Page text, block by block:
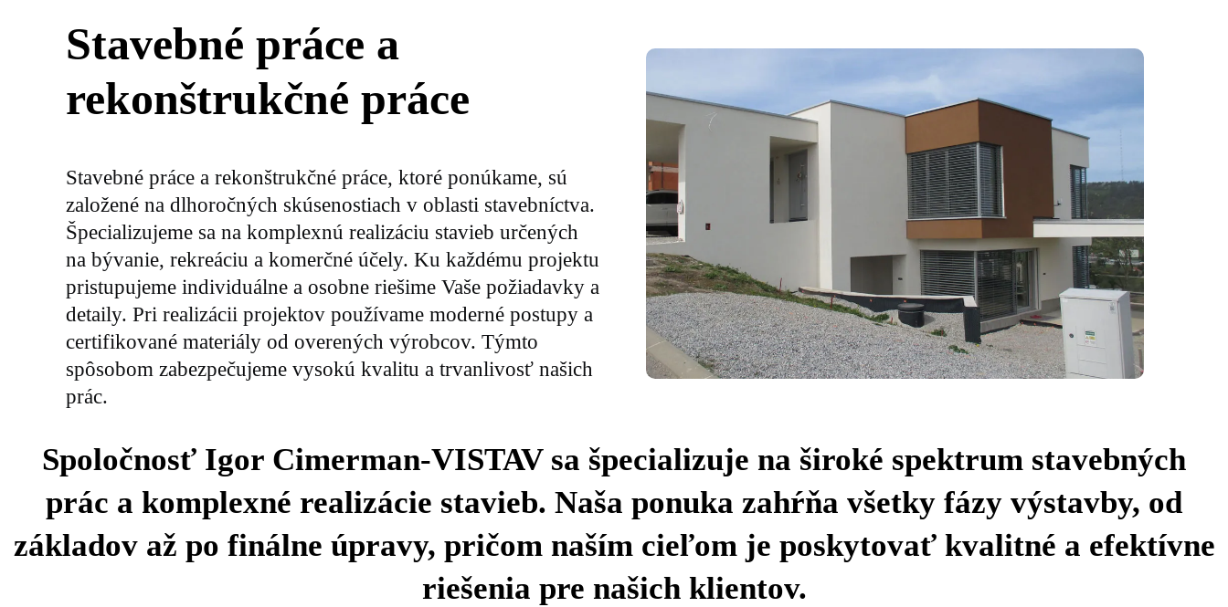
Stavebné práce a
rekonštrukčné práce
Stavebné práce a rekonštrukčné práce, ktoré ponúkame, sú
založené na dlhoročných skúsenostiach v oblasti stavebníctva.
Špecializujeme sa na komplexnú realizáciu stavieb určených
na bývanie, rekreáciu a komerčné účely. Ku každému projektu
pristupujeme individuálne a osobne riešime Vaše požiadavky a
detaily. Pri realizácii projektov používame moderné postupy a
certifikované materiály od overených výrobcov. Týmto
spôsobom zabezpečujeme vysokú kvalitu a trvanlivosť našich
prác.
Spoločnosť Igor Cimerman-VISTAV sa špecializuje na široké spektrum stavebných
prác a komplexné realizácie stavieb. Naša ponuka zahŕňa všetky fázy výstavby, od
základov až po finálne úpravy, pričom naším cieľom je poskytovať kvalitné a efektívne
riešenia pre našich klientov.